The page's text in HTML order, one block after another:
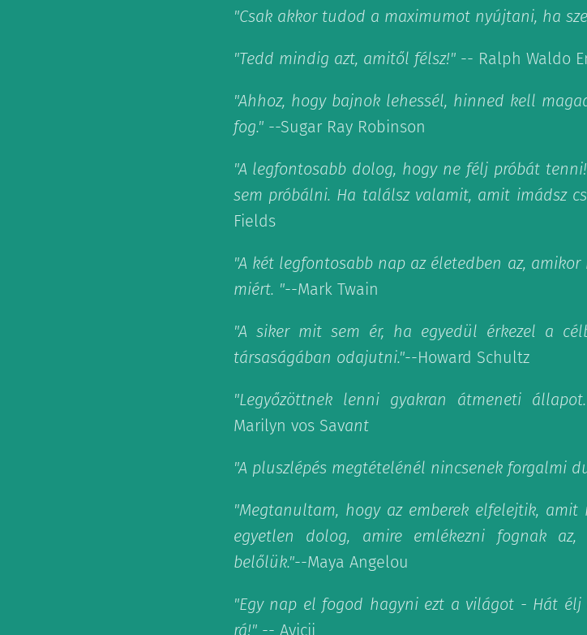
"Csak akkor tudod a maximumot nyújtani, ha
"Tedd mindig azt, amitől félsz!"-- Ralph Waldo
"Ahhoz, hogy bajnok lehessél, hinned kell
fog."--Sugar Ray Robinson
"A legfontosabb dolog, hogy ne félj próbát
sem próbálni. Ha találsz valamit, amit imádsz
Fields
"A két legfontosabb nap az életedben az,
miért. "--Mark Twain
"A siker mit sem ér, ha egyedül érkezel a
társaságában odajutni."--Howard Schultz
"Legyőzöttnek lenni gyakran átmeneti
Marilyn vos Savant
"A pluszlépés megtételénél nincsenek forgalmi
"Megtanultam, hogy az emberek elfelejtik,
egyetlen dolog, amire emlékezni fognak
belőlük."--Maya Angelou
"Egy nap el fogod hagyni ezt a világot - Hát
rá!"-- Avicii